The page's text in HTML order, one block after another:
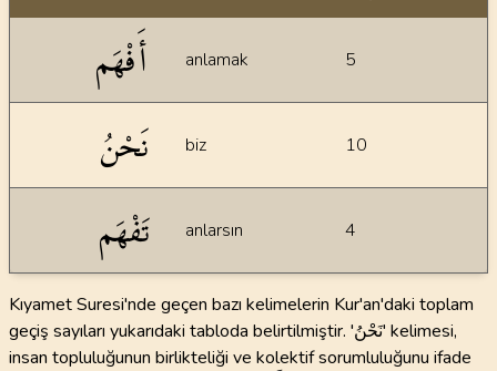
أَفْهَم anlamak 5
نَحْنُ biz 10
تَفْهَم anlarsın 4
Kıyamet Suresi'nde geçen bazı kelimelerin Kur'an'daki toplam
geçiş sayıları yukarıdaki tabloda belirtilmiştir. 'نَحْنُ' kelimesi,
insan topluluğunun birlikteliği ve kolektif sorumluluğunu ifade